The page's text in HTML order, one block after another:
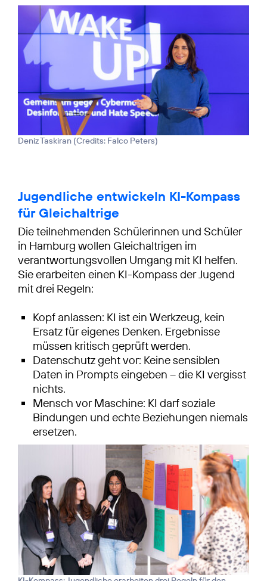
Deniz Taskiran (Credits: Falco Peters)
Jugendliche entwickeln KI-Kompass
für Gleichaltrige
Die teilnehmenden Schülerinnen und Schüler
in Hamburg wollen Gleichaltrigen im
verantwortungsvollen Umgang mit KI helfen.
Sie erarbeiten einen KI-Kompass der Jugend
mit drei Regeln:
Kopf anlassen: KI ist ein Werkzeug, kein
Ersatz für eigenes Denken. Ergebnisse
müssen kritisch geprüft werden.
Datenschutz geht vor: Keine sensiblen
Daten in Prompts eingeben – die KI vergisst
nichts.
Mensch vor Maschine: KI darf soziale
Bindungen und echte Beziehungen niemals
ersetzen.